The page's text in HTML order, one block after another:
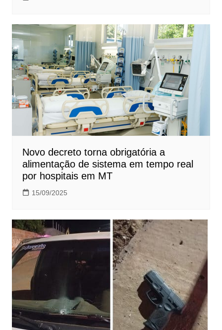
Novo decreto torna obrigatória a
alimentação de sistema em tempo real
por hospitais em MT
15/09/2025